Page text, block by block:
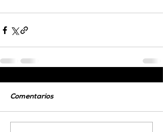
Comentarios